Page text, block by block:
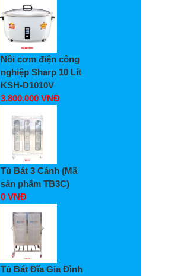
Nồi cơm điện công
nghiệp Sharp 10 Lít
KSH-D1010V
3.800.000 VNĐ
Tủ Bát 3 Cánh (Mã
sản phẩm TB3C)
0 VNĐ
Tủ Bát Đĩa Gia Đình